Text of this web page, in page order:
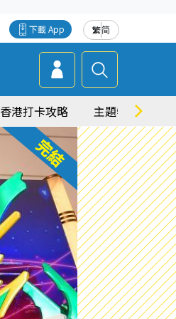
繁简
下載 App
香港打卡攻略 主題特集